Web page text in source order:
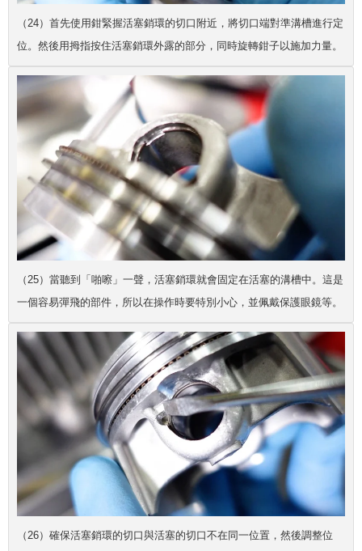
（24）首先使用鉗緊握活塞銷環的切口附近，將切口端對準溝槽進行定
位。然後用拇指按住活塞銷環外露的部分，同時旋轉鉗子以施加力量。
（25）當聽到「啪嚓」一聲，活塞銷環就會固定在活塞的溝槽中。這是
一個容易彈飛的部件，所以在操作時要特別小心，並佩戴保護眼鏡等。
（26）確保活塞銷環的切口與活塞的切口不在同一位置，然後調整位